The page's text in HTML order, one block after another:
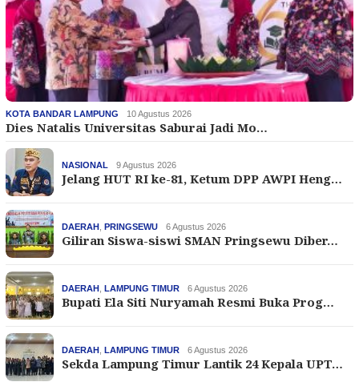
KOTA BANDAR LAMPUNG 10 Agustus 2026
Dies Natalis Universitas Saburai Jadi Mo…
NASIONAL 9 Agustus 2026
Jelang HUT RI ke-81, Ketum DPP AWPI Heng…
DAERAH PRINGSEWU 6 Agustus 2026
Giliran Siswa-siswi SMAN Pringsewu Diber…
DAERAH LAMPUNG TIMUR 6 Agustus 2026
Bupati Ela Siti Nuryamah Resmi Buka Prog…
DAERAH LAMPUNG TIMUR 6 Agustus 2026
Sekda Lampung Timur Lantik 24 Kepala UPT…